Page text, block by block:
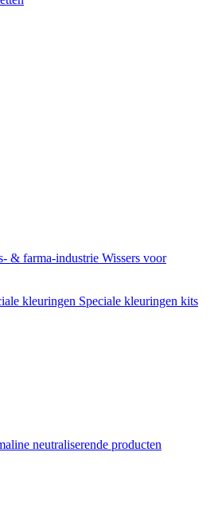
& farma-industrie Wissers voor
kleuringen Speciale kleuringen kits
neutraliserende producten